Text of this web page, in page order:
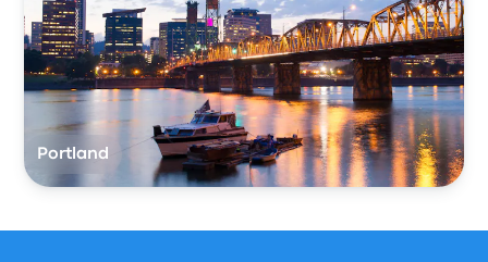
Portland